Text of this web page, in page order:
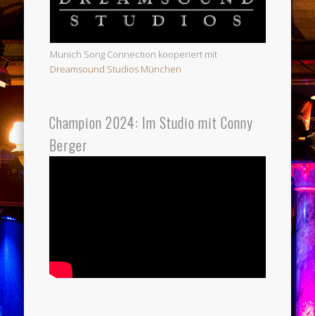
Munich Song Connection kooperiert mit
Dreamsound Studios München
Champion 2024: Im Studio mit Conny
Berger